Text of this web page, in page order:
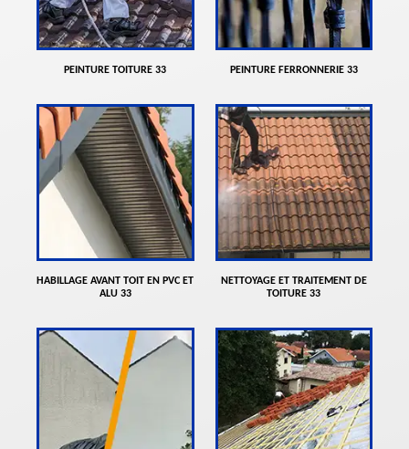
PEINTURE TOITURE 33 PEINTURE FERRONNERIE 33
HABILLAGE AVANT TOIT EN PVC ET
ALU 33
NETTOYAGE ET TRAITEMENT DE
TOITURE 33